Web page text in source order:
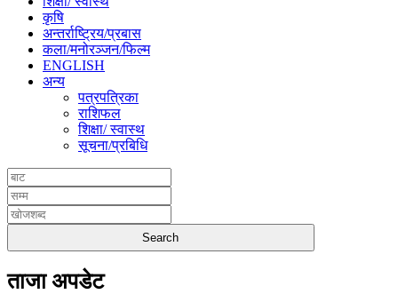
कृषि
अन्तर्राष्ट्रिय/प्रबास
कला/मनोरञ्जन/फिल्म
ENGLISH
अन्य
पत्रपत्रिका
राशिफल
शिक्षा/ स्वास्थ
सूचना/प्रबिधि
ताजा अपडेट